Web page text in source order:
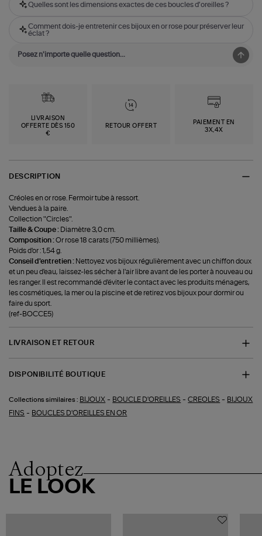
Quelles sont les dimensions exactes de ces boucles d'oreilles ?
Comment dois-je entretenir ces bijoux en or rose pour préserver leur
éclat ?
LIVRAISON
OFFERTE DÈS 150
€
RETOUR OFFERT
PAIEMENT EN
3X,4X
DESCRIPTION
Créoles en or rose. Fermoir tube à ressort.
Vendues à la paire.
Collection "Circles".
Taille & Coupe : Diamètre 3,0 cm.
Composition :Or rose 18 carats (750 millièmes).
Poids d'or : 1,54 g.
Conseil d'entretien : Nettoyez vos bijoux régulièrement avec un chiffon doux
et un peu d'eau, laissez-les sécher à l'air libre avant de les porter à nouveau ou
les ranger. Il est recommandé d'éviter le contact avec les produits ménagers,
les cosmétiques, la mer ou la piscine et de retirez vos bijoux pour dormir ou
faire du sport.
(ref-BOCCE5)
LIVRAISON ET RETOUR
DISPONIBILITÉ BOUTIQUE
Collections similaires : BIJOUX - BOUCLE D'OREILLES -CREOLES - BIJOUX
FINS - BOUCLES D'OREILLES EN OR
Adoptez
LE LOOK